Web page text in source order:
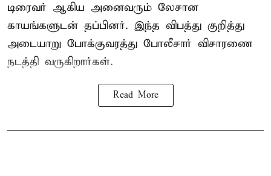
டிரைவர் ஆகிய அனைவரும் லேசான
காயங்களுடன் தப்பினர். இந்த விபத்து குறித்து
அடையாறு போக்குவரத்து போலீசார் விசாரணை
நடத்தி வருகிறார்கள்.
Read More